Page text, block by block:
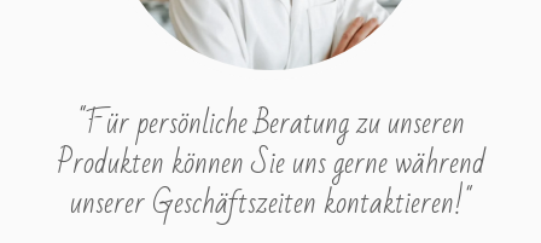
"Für persönliche Beratung zu unseren
Produkten können Sie uns gerne während
unserer Geschäftszeiten kontaktieren!"